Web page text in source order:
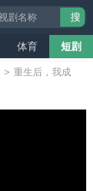
体育 短剧
搜
索
> 重生后，我成